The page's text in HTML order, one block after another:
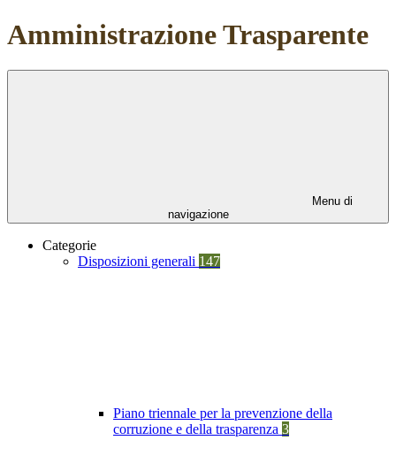
Amministrazione Trasparente
Menu di
navigazione
Categorie
Disposizioni generali 147
Piano triennale per la prevenzione della
corruzione e della trasparenza 3